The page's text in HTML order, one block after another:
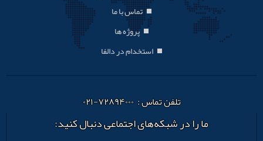
تماس با ما
پروژه ها
استخدام در دالفا
تلفن تماس : ۷۲۸۹۴۰۰۰-۰۲۱
ما را در شبکه‌های اجتماعی دنبال کنید: